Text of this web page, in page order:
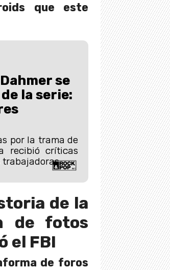
que este
se
la serie:
por la trama de
recibió críticas
de la
de fotos
el FBI
de foros